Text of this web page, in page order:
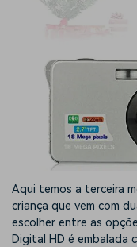
Aqui temos a terceira
criança que vem com
escolher entre as
Digital HD é embalada